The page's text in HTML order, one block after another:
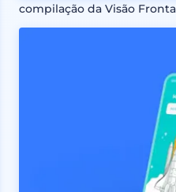
compilação da Visão